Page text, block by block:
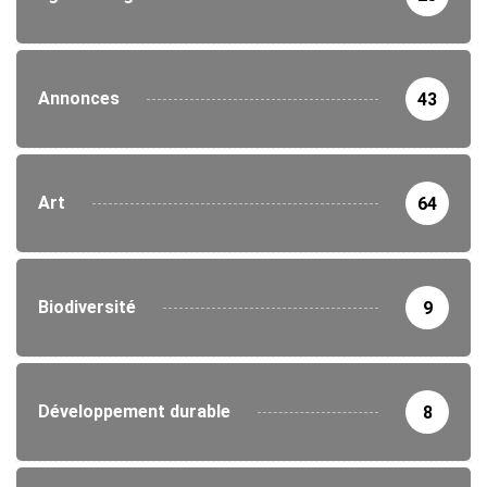
Annonces 43
Art 64
Biodiversité 9
Développement durable 8